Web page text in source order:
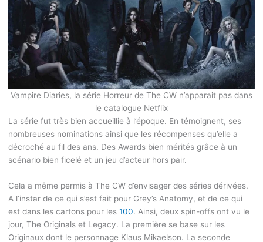
Vampire Diaries, la série Horreur de The CW n’apparait pas dans
le catalogue Netflix
La série fut très bien accueillie à l’époque. En témoignent, ses
nombreuses nominations ainsi que les récompenses qu’elle a
décroché au fil des ans. Des Awards bien mérités grâce à un
scénario bien ficelé et un jeu d’acteur hors pair.
Cela a même permis à The CW d’envisager des séries dérivées.
A l’instar de ce qui s’est fait pour Grey’s Anatomy, et de ce qui
est dans les cartons pour les 100. Ainsi, deux spin-offs ont vu le
jour, The Originals et Legacy. La première se base sur les
Originaux dont le personnage Klaus Mikaelson. La seconde